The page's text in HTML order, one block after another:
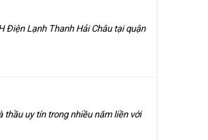
Điện Lạnh Thanh Hải Châu tại quận
thầu uy tín trong nhiều năm liền với